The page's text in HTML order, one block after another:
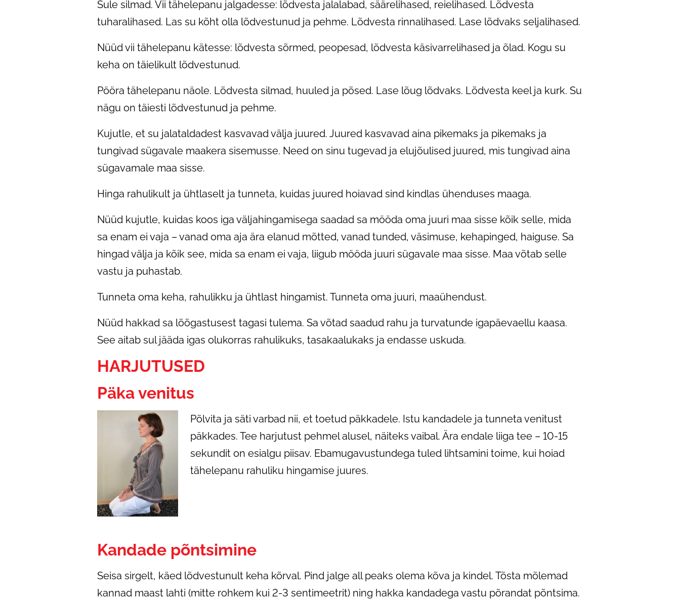
Sule silmad. Vii tähelepanu jalgadesse: lõdvesta jalalabad, säärelihased, reielihased. Lõdvesta
tuharalihased. Las su kõht olla lõdvestunud ja pehme. Lõdvesta rinnalihased. Lase lõdvaks seljalihased.
Nüüd vii tähelepanu kätesse: lõdvesta sõrmed, peopesad, lõdvesta käsivarrelihased ja õlad. Kogu su
keha on täielikult lõdvestunud.
Pööra tähelepanu näole. Lõdvesta silmad, huuled ja põsed. Lase lõug lõdvaks. Lõdvesta keel ja kurk. Su
nägu on täiesti lõdvestunud ja pehme.
Kujutle, et su jalataldadest kasvavad välja juured. Juured kasvavad aina pikemaks ja pikemaks ja
tungivad sügavale maakera sisemusse. Need on sinu tugevad ja elujõulised juured, mis tungivad aina
sügavamale maa sisse.
Hinga rahulikult ja ühtlaselt ja tunneta, kuidas juured hoiavad sind kindlas ühenduses maaga.
Nüüd kujutle, kuidas koos iga väljahingamisega saadad sa mööda oma juuri maa sisse kõik selle, mida
sa enam ei vaja – vanad oma aja ära elanud mõtted, vanad tunded, väsimuse, kehapinged, haiguse. Sa
hingad välja ja kõik see, mida sa enam ei vaja, liigub mööda juuri sügavale maa sisse. Maa võtab selle
vastu ja puhastab.
Tunneta oma keha, rahulikku ja ühtlast hingamist. Tunneta oma juuri, maaühendust.
Nüüd hakkad sa lõõgastusest tagasi tulema. Sa võtad saadud rahu ja turvatunde igapäevaellu kaasa.
See aitab sul jääda igas olukorras rahulikuks, tasakaalukaks ja endasse uskuda.
HARJUTUSED
Päka venitus
Põlvita ja säti varbad nii, et toetud päkkadele. Istu kandadele ja tunneta venitust
päkkades. Tee harjutust pehmel alusel, näiteks vaibal. Ära endale liiga tee – 10-15
sekundit on esialgu piisav. Ebamugavustundega tuled lihtsamini toime, kui hoiad
tähelepanu rahuliku hingamise juures.
Kandade põntsimine
Seisa sirgelt, käed lõdvestunult keha kõrval. Pind jalge all peaks olema kõva ja kindel. Tõsta mõlemad
kannad maast lahti (mitte rohkem kui 2-3 sentimeetrit) ning hakka kandadega vastu põrandat põntsima.